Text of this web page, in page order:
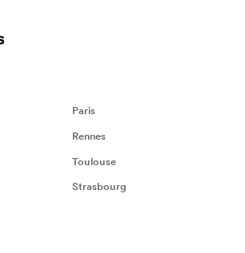
Paris
Rennes
Toulouse
Strasbourg